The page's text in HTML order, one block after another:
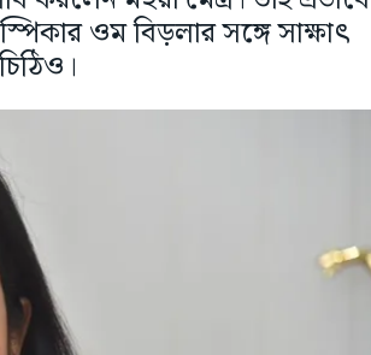
ওম বিড়লার সঙ্গে সাক্ষাৎ